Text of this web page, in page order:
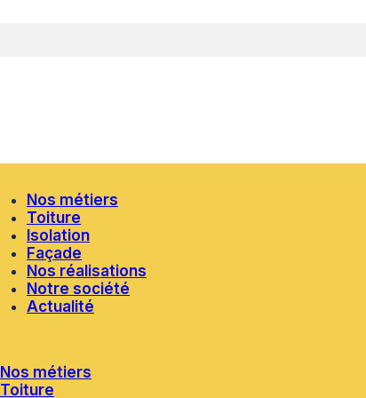
Nos métiers
Toiture
Isolation
Façade
Nos réalisations
Notre société
Actualité
Nos métiers
Toiture